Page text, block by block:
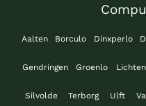
Aalten Borculo Dinxperlo
Gendringen Groenlo
Silvolde Terborg Ulft